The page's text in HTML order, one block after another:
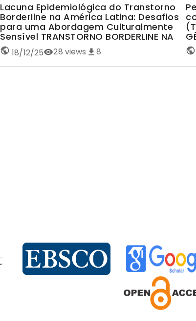
Lacuna Epidemiológica do Transtorno
Borderline na América Latina: Desafios
para uma Abordagem Culturalmente
Sensível TRANSTORNO BORDERLINE NA
AMÉRICA LATINA
18/12/25 28 views 8